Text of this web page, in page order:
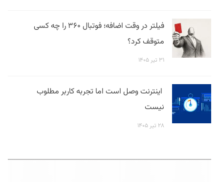
فیلتر در وقت اضافه؛ فوتبال ۳۶۰ را چه کسی
متوقف کرد؟
۳۱ تیر ۱۴۰۵
اینترنت وصل است اما تجربه کاربر مطلوب
نیست
۲۸ تیر ۱۴۰۵